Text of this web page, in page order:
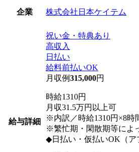
企業 株式会社日本ケイテム
給与詳細
祝い金・特典あり
高収入
日払い
給料前払いOK
月収例315,000円
時給1310円
月収31.5万円以上可
※内訳／時給1310円×8時
※繁忙期・閑散期等によ
◆日払い・仮払いOK（ア